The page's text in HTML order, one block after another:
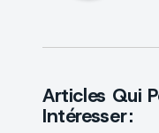
Articles Qui
Intéresser :